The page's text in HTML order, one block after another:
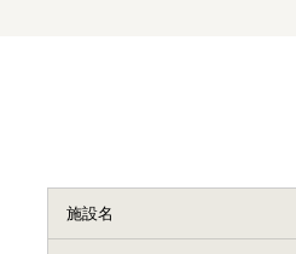
施設名